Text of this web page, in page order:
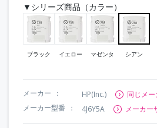
▼シリーズ商品（カラー）
ブラック イエロー マゼンタ シアン
メーカー HP(Inc.)
同じメ
メーカー型番
4J6Y5A メーカー